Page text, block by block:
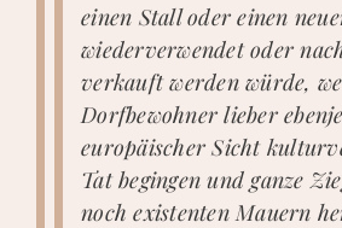
einen Stall oder einen
wiederverwendet oder
verkauft werden würde,
Dorfbewohner lieber
europäischer Sicht
Tat begingen und ganze
noch existenten Mauern